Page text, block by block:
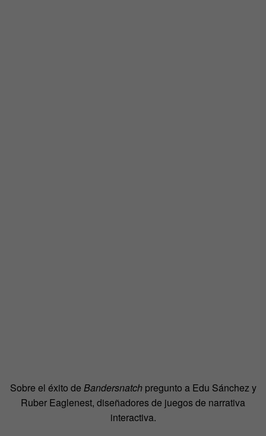
Sobre el éxito de Bandersnatchpregunto a Edu Sánchez y
Ruber Eaglenest, diseñadores de juegos de narrativa
interactiva.